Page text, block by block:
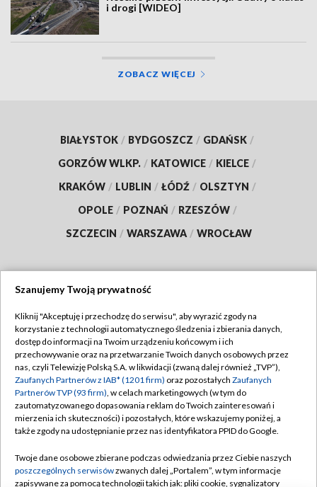
i drogi [WIDEO]
ZOBACZ WIĘCEJ
BIAŁYSTOK / BYDGOSZCZ / GDAŃSK /
GORZÓW WLKP. / KATOWICE / KIELCE /
KRAKÓW / LUBLIN / ŁÓDŹ / OLSZTYN /
OPOLE / POZNAŃ / RZESZÓW /
SZCZECIN / WARSZAWA / WROCŁAW
TVP
Abonament TVP
Emisja w TVP
Centrum informacji TVP
Naziemna Telewizja Cyfrowa
Rada Programowa
Regulamin TVP
Polityka prywatności
Moje zgody
Pomoc
Kontakt
Szanujemy Twoją prywatność
Kliknij "Akceptuję i przechodzę do serwisu", aby wyrazić zgody na
korzystanie z technologii automatycznego śledzenia i zbierania danych,
dostęp do informacji na Twoim urządzeniu końcowym i ich
przechowywanie oraz na przetwarzanie Twoich danych osobowych przez
nas, czyli Telewizję Polską S.A. w likwidacji (zwaną dalej również „TVP”),
Zaufanych Partnerów z IAB* (1201 firm) oraz pozostałych Zaufanych
Partnerów TVP (93 firm), w celach marketingowych (w tym do
zautomatyzowanego dopasowania reklam do Twoich zainteresowań i
mierzenia ich skuteczności) i pozostałych, które wskazujemy poniżej, a
także zgody na udostępnianie przez nas identyfikatora PPID do Google.
Twoje dane osobowe zbierane podczas odwiedzania przez Ciebie naszych
poszczególnych serwisówzwanych dalej „Portalem”, w tym informacje
zapisywane za pomocą technologii takich jak: pliki cookie, sygnalizatory